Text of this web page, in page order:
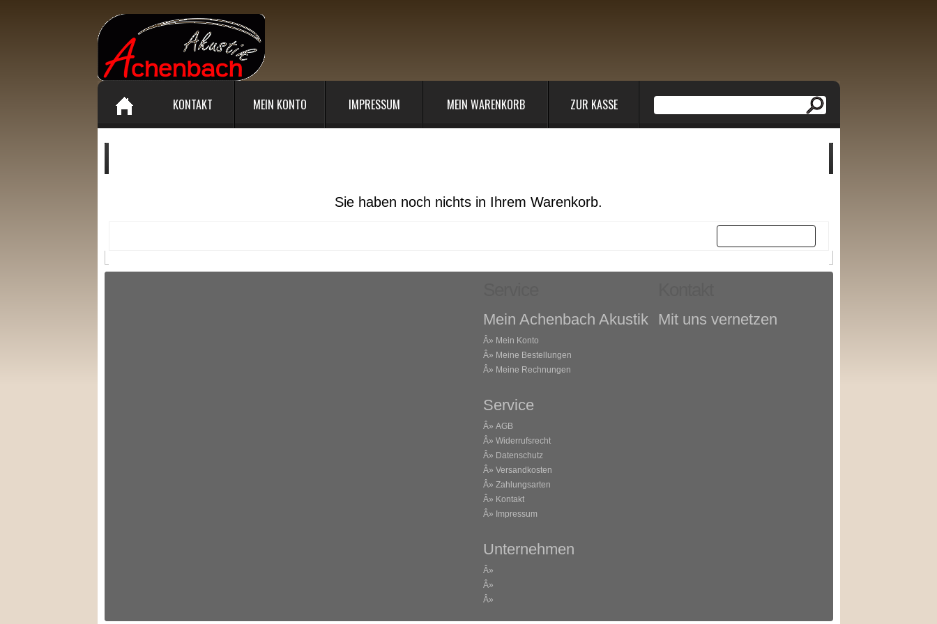
KONTAKT MEIN KONTO IMPRESSUM MEIN WARENKORB ZUR KASSE
Sie haben noch nichts in Ihrem Warenkorb.
Mein Achenbach Akustik
Â» Mein Konto
Â» Meine Bestellungen
Â» Meine Rechnungen
Service
Â» AGB
Â» Widerrufsrecht
Â» Datenschutz
Â» Versandkosten
Â» Zahlungsarten
Â» Kontakt
Â» Impressum
Unternehmen
Â»
Â»
Â»
Mit uns vernetzen